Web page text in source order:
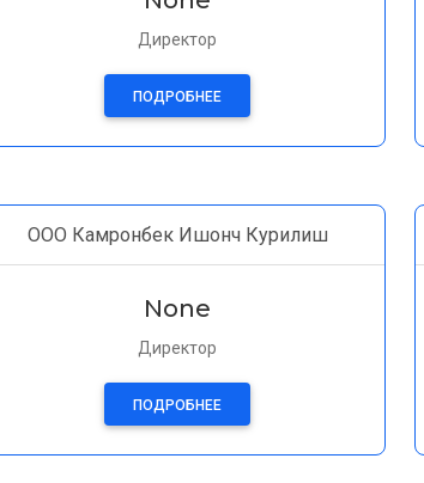
Директор
ПОДРОБНЕЕ
ООО Камронбек Ишонч Курилиш
None
Директор
ПОДРОБНЕЕ